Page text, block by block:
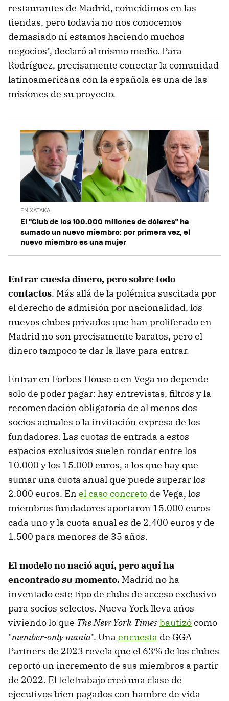
restaurantes de Madrid, coincidimos en las
tiendas, pero todavía no nos conocemos
demasiado ni estamos haciendo muchos
negocios", declaró al mismo medio. Para
Rodríguez, precisamente conectar la comunidad
latinoamericana con la española es una de las
misiones de su proyecto.
EN XATAKA
El "Club de los 100.000 millones de dólares" ha
sumado un nuevo miembro: por primera vez, el
nuevo miembro es una mujer
Entrar cuesta dinero, pero sobre todo
contactos. Más allá de la polémica suscitada por
el derecho de admisión por nacionalidad, los
nuevos clubes privados que han proliferado en
Madrid no son precisamente baratos, pero el
dinero tampoco te dar la llave para entrar.
Entrar en Forbes House o en Vega no depende
solo de poder pagar: hay entrevistas, filtros y la
recomendación obligatoria de al menos dos
socios actuales o la invitación expresa de los
fundadores. Las cuotas de entrada a estos
espacios exclusivos suelen rondar entre los
10.000 y los 15.000 euros, a los que hay que
sumar una cuota anual que puede superar los
2.000 euros. En el caso concreto de Vega, los
miembros fundadores aportaron 15.000 euros
cada uno y la cuota anual es de 2.400 euros y de
1.500 para menores de 35 años.
El modelo no nació aquí, pero aquí ha
encontrado su momento. Madrid no ha
inventado este tipo de clubs de acceso exclusivo
para socios selectos. Nueva York lleva años
viviendo lo que The New York Timesbautizócomo
"member-only mania". Una encuesta de GGA
Partners de 2023 revela que el 63% de los clubes
reportó un incremento de sus miembros a partir
de 2022. El teletrabajo creó una clase de
ejecutivos bien pagados con hambre de vida